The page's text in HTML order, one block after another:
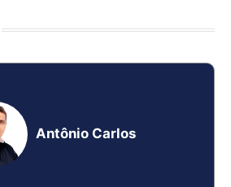
Antônio Carlos